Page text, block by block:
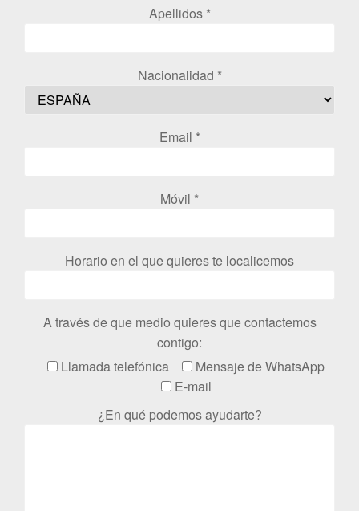
Apellidos *
Nacionalidad *
Email *
Móvil *
Horario en el que quieres te localicemos
A través de que medio quieres que contactemos
contigo:
Llamada telefónica
Mensaje de WhatsApp
E-mail
¿En qué podemos ayudarte?